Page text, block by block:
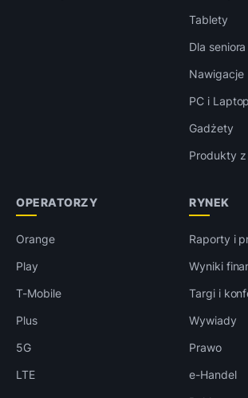
Tablety
Dla seniora
Nawigacje
PC i
Gadżety
Produkty z
OPERATORZY
Orange
Play
T-Mobile
Plus
5G
LTE
RYNEK
Raporty i
Wyniki
Targi i
Wywiady
Prawo
e-Handel